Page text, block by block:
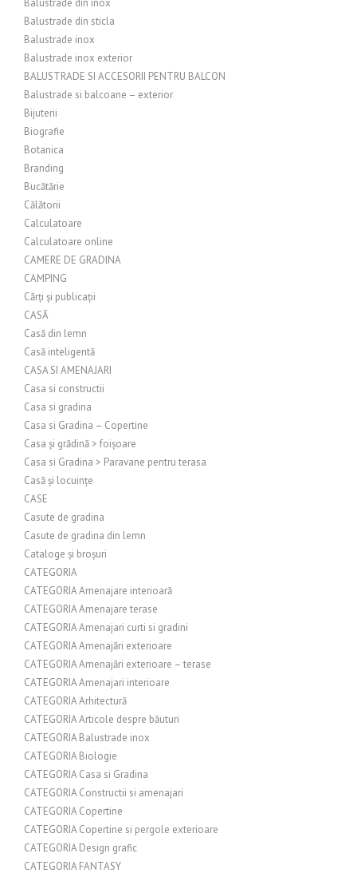
Balustrade din inox
Balustrade din sticla
Balustrade inox
Balustrade inox exterior
BALUSTRADE SI ACCESORII PENTRU BALCON
Balustrade si balcoane – exterior
Bijuterii
Biografie
Botanica
Branding
Bucătărie
Călătorii
Calculatoare
Calculatoare online
CAMERE DE GRADINA
CAMPING
Cărți și publicații
CASĂ
Casă din lemn
Casă inteligentă
CASA SI AMENAJARI
Casa si constructii
Casa si gradina
Casa si Gradina – Copertine
Casa și grădină > foișoare
Casa si Gradina > Paravane pentru terasa
Casă și locuințe
CASE
Casute de gradina
Casute de gradina din lemn
Cataloge și broșuri
CATEGORIA
CATEGORIA Amenajare interioară
CATEGORIA Amenajare terase
CATEGORIA Amenajari curti si gradini
CATEGORIA Amenajări exterioare
CATEGORIA Amenajări exterioare – terase
CATEGORIA Amenajari interioare
CATEGORIA Arhitectură
CATEGORIA Articole despre băuturi
CATEGORIA Balustrade inox
CATEGORIA Biologie
CATEGORIA Casa si Gradina
CATEGORIA Constructii si amenajari
CATEGORIA Copertine
CATEGORIA Copertine si pergole exterioare
CATEGORIA Design grafic
CATEGORIA FANTASY